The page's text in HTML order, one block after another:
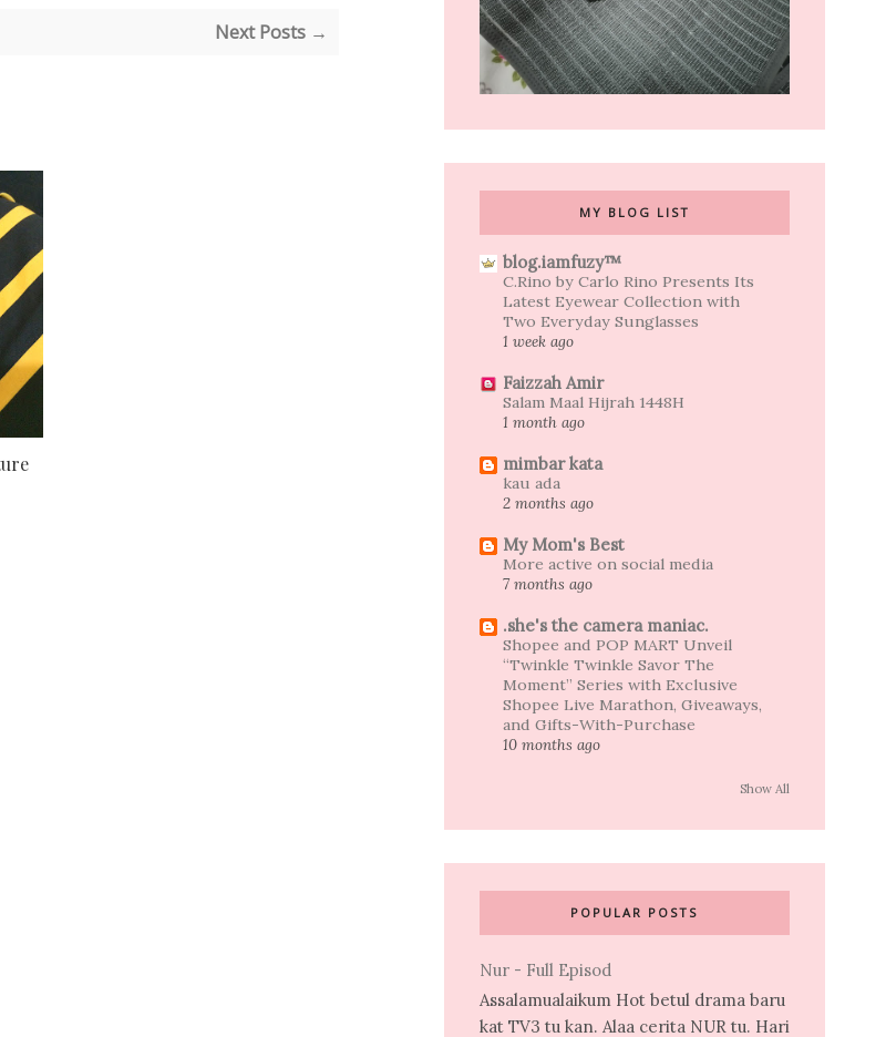
Next Posts →
MY BLOG LIST
blog.iamfuzy™
C.Rino by Carlo Rino Presents Its
Latest Eyewear Collection with
Two Everyday Sunglasses
1 week ago
Faizzah Amir
Salam Maal Hijrah 1448H
1 month ago
mimbar kata
kau ada
2 months ago
My Mom's Best
More active on social media
7 months ago
.she's the camera maniac.
Shopee and POP MART Unveil
“Twinkle Twinkle Savor The
Moment” Series with Exclusive
Shopee Live Marathon, Giveaways,
and Gifts-With-Purchase
10 months ago
Show All
POPULAR POSTS
Nur - Full Episod
Assalamualaikum Hot betul drama baru
kat TV3 tu kan. Alaa cerita NUR tu. Hari